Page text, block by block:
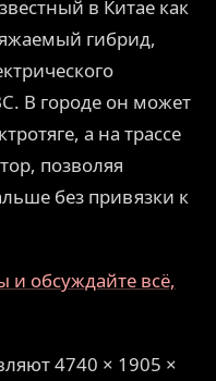
в Китае как
гибрид,
В городе он может
а на трассе
позволяя
без привязки к
и обсуждайте всё,
4740 × 1905 ×